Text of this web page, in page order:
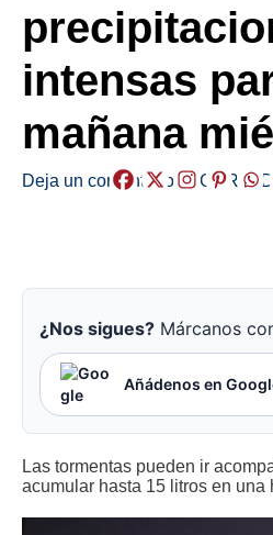
intensas
mañana
Deja un comentario /
¿Nos sigues? Márcanos
Añádenos en
Las tormentas pueden ir
acumular hasta 15 litros en una